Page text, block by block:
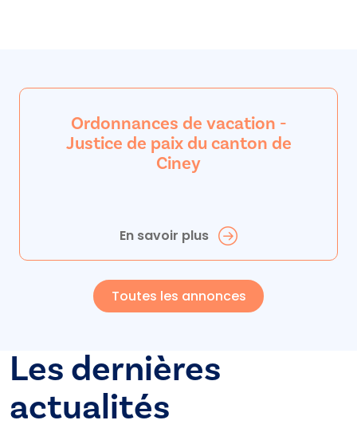
Ordonnances de vacation -
Justice de paix du canton de
Ciney
En savoir plus
Toutes les annonces
Les dernières
actualités